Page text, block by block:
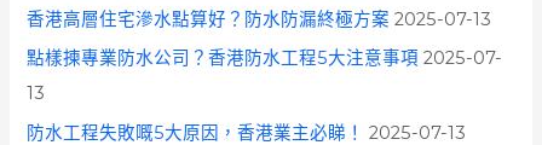
香港高層住宅滲水點算好？防水防漏終極方案 2025-07-13
點樣揀專業防水公司？香港防水工程5大注意事項 2025-07-
13
防水工程失敗嘅5大原因，香港業主必睇！
2025-07-13